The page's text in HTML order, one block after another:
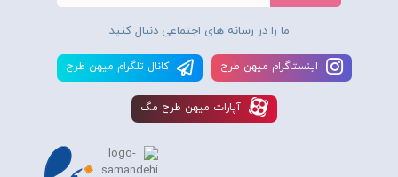
ما را در رسانه های اجتماعی دنبال کنید
اينستاگرام ميهن طرح کانال تلگرام ميهن طرح
آپارات ميهن طرح مگ